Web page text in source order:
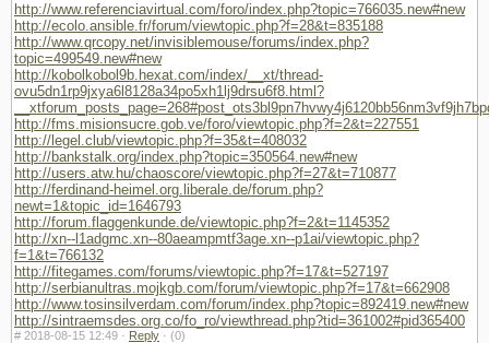
http://www.referenciavirtual.com/foro/index.php?topic=766035.new#new
http://ecolo.ansible.fr/forum/viewtopic.php?f=28&t=835188
http://www.qrcopy.net/invisiblemouse/forums/index.php?
topic=499549.new#new
http://kobolkobol9b.hexat.com/index/__xt/thread-
ovu5dn1rp9jxya6l8128a34po5xh1lj9drsu6f8.html?
http://fms.misionsucre.gob.ve/foro/viewtopic.php?f=2&t=227551
http://legel.club/viewtopic.php?f=35&t=408032
http://bankstalk.org/index.php?topic=350564.new#new
http://users.atw.hu/chaoscore/viewtopic.php?f=27&t=710877
http://ferdinand-heimel.org.liberale.de/forum.php?
newt=1&topic_id=1646793
http://forum.flaggenkunde.de/viewtopic.php?f=2&t=1145352
http://xn--l1adgmc.xn--80aeampmtf3age.xn--p1ai/viewtopic.php?
f=1&t=766132
http://fitegames.com/forums/viewtopic.php?f=17&t=527197
http://serbianultras.mojkgb.com/forum/viewtopic.php?f=17&t=662908
http://www.tosinsilverdam.com/forum/index.php?topic=892419.new#new
http://sintraemsdes.org.co/fo_ro/viewthread.php?tid=361002#pid365400
# 2018-08-15 12:49 · Reply · (0)